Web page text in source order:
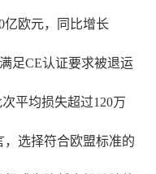
亿欧元，同比增长
足CE认证要求被退运
平均损失超过120万
选择符合欧盟标准的